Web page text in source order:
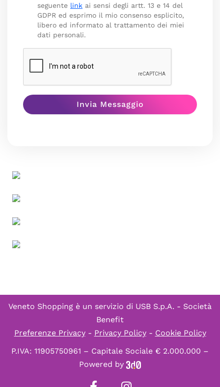
seguente link ai sensi degli artt. 13 e 14 del
GDPR ed esprimo il mio consenso esplicito,
libero ed informato al trattamento dei miei
dati personali.
Veneto Shopping è un servizio di USB S.p.A. - Società
Benefit
Preferenze Privacy- Privacy Policy- Cookie Policy
P.IVA: 11905750961 – Capitale Sociale € 2.000.000 –
Powered by